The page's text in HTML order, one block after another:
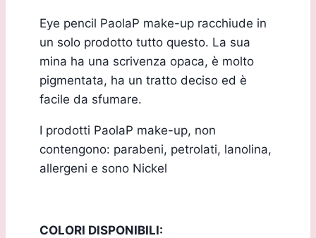
Eye pencil PaolaP make-up racchiude in
un solo prodotto tutto questo. La sua
mina ha una scrivenza opaca, è molto
pigmentata, ha un tratto deciso ed è
facile da sfumare.
I prodotti PaolaP make-up, non
contengono: parabeni, petrolati, lanolina,
allergeni e sono Nickel
COLORI DISPONIBILI: